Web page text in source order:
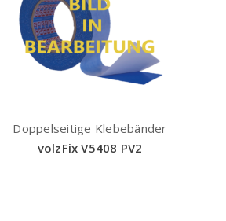
Doppelseitige Klebebänder
volzFix V5408 PV2